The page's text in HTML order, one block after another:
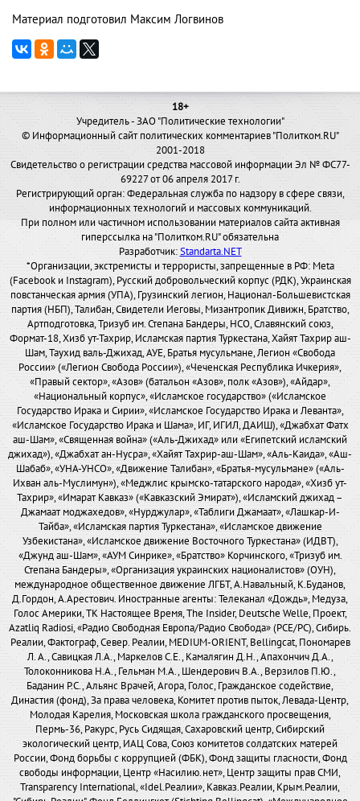
Материал подготовил Максим Логвинов
18+
Учредитель - ЗАО "Политические технологии"
© Информационный сайт политических комментариев "Политком.RU"
2001-2018
Свидетельство о регистрации средства массовой информации Эл № ФС77-
69227 от 06 апреля 2017 г.
Регистрирующий орган: Федеральная служба по надзору в сфере связи,
информационных технологий и массовых коммуникаций.
При полном или частичном использовании материалов сайта активная
гиперссылка на "Политком.RU" обязательна
Разработчик:Standarta.NET
*Организации, экстремисты и террористы, запрещенные в РФ: Meta
(Facebook и Instagram), Русский добровольческий корпус (РДК), Украинская
повстанческая армия (УПА), Грузинский легион, Национал-Большевистская
партия (НБП), Талибан, Свидетели Иеговы, Мизантропик Дивижн, Братство,
Артподготовка, Тризуб им. Степана Бандеры, НСО, Славянский союз,
Формат-18, Хизб ут-Тахрир, Исламская партия Туркестана, Хайят Тахрир аш-
Шам, Таухид валь-Джихад, АУЕ, Братья мусульмане, Легион «Свобода
России» («Легион Свобода России»), «Чеченская Республика Ичкерия»,
«Правый сектор», «Азов» (батальон «Азов», полк «Азов»), «Айдар»,
«Национальный корпус», «Исламское государство» («Исламское
Государство Ирака и Сирии», «Исламское Государство Ирака и Леванта»,
«Исламское Государство Ирака и Шама», ИГ, ИГИЛ, ДАИШ), «Джабхат Фатх
аш-Шам», «Священная война» («Аль-Джихад» или «Египетский исламский
джихад»), «Джабхат ан-Нусра», «Хайят Тахрир-аш-Шам», «Аль-Каида», «Аш-
Шабаб», «УНА-УНСО», «Движение Талибан», «Братья-мусульмане» («Аль-
Ихван аль-Муслимун»), «Меджлис крымско-татарского народа», «Хизб ут-
Тахрир», «Имарат Кавказ» («Кавказский Эмират»), «Исламский джихад –
Джамаат моджахедов», «Нурджулар», «Таблиги Джамаат», «Лашкар-И-
Тайба», «Исламская партия Туркестана», «Исламское движение
Узбекистана», «Исламское движение Восточного Туркестана» (ИДВТ),
«Джунд аш-Шам», «АУМ Синрике», «Братство» Корчинского, «Тризуб им.
Степана Бандеры», «Организация украинских националистов» (ОУН),
международное общественное движение ЛГБТ, А.Навальный, К.Буданов,
Д.Гордон, А.Арестович. Иностранные агенты: Телеканал «Дождь», Медуза,
Голос Америки, ТК Настоящее Время, The Insider, Deutsche Welle, Проект,
Azatliq Radiosi, «Радио Свободная Европа/Радио Свобода» (PCE/PC), Сибирь.
Реалии, Фактограф, Север. Реалии, MEDIUM-ORIENT, Bellingcat, Пономарев
Л. А., Савицкая Л.А., Маркелов С.Е., Камалягин Д.Н., Апахончич Д.А.,
Толоконникова Н.А., Гельман М.А., Шендерович В.А., Верзилов П.Ю.,
Баданин Р.С., Альянс Врачей, Агора, Голос, Гражданское содействие,
Династия (фонд), За права человека, Комитет против пыток, Левада-Центр,
Молодая Карелия, Московская школа гражданского просвещения,
Пермь-36, Ракурс, Русь Сидящая, Сахаровский центр, Сибирский
экологический центр, ИАЦ Сова, Союз комитетов солдатских матерей
России, Фонд борьбы с коррупцией (ФБК), Фонд защиты гласности, Фонд
свободы информации, Центр «Насилию.нет», Центр защиты прав СМИ,
Transparency International, «Idel.Реалии», Кавказ.Реалии, Крым.Реалии,